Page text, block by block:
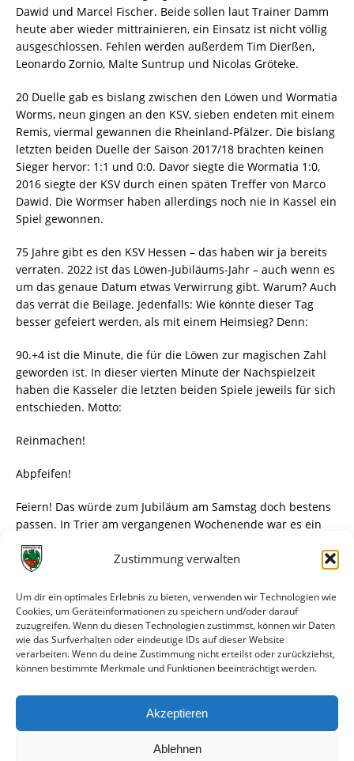
Zustimmung verwalten
Um dir ein optimales Erlebnis zu bieten, verwenden wir Technologien wie
Cookies, um Geräteinformationen zu speichern und/oder darauf
zuzugreifen. Wenn du diesen Technologien zustimmst, können wir Daten
wie das Surfverhalten oder eindeutige IDs auf dieser Website
verarbeiten. Wenn du deine Zustimmung nicht erteilst oder zurückziehst,
können bestimmte Merkmale und Funktionen beeinträchtigt werden.
Akzeptieren
Ablehnen
Dawid und Marcel Fischer. Beide sollen laut Trainer Damm
heute aber wieder mittrainieren, ein Einsatz ist nicht völlig
ausgeschlossen. Fehlen werden außerdem Tim Dierßen,
Leonardo Zornio, Malte Suntrup und Nicolas Gröteke.
20 Duelle gab es bislang zwischen den Löwen und Wormatia
Worms, neun gingen an den KSV, sieben endeten mit einem
Remis, viermal gewannen die Rheinland-Pfälzer. Die bislang
letzten beiden Duelle der Saison 2017/18 brachten keinen
Sieger hervor: 1:1 und 0:0. Davor siegte die Wormatia 1:0,
2016 siegte der KSV durch einen späten Treffer von Marco
Dawid. Die Wormser haben allerdings noch nie in Kassel ein
Spiel gewonnen.
75 Jahre gibt es den KSV Hessen – das haben wir ja bereits
verraten. 2022 ist das Löwen-Jubiläums-Jahr – auch wenn es
um das genaue Datum etwas Verwirrung gibt. Warum? Auch
das verrät die Beilage. Jedenfalls: Wie könnte dieser Tag
besser gefeiert werden, als mit einem Heimsieg? Denn:
90.+4 ist die Minute, die für die Löwen zur magischen Zahl
geworden ist. In dieser vierten Minute der Nachspielzeit
haben die Kasseler die letzten beiden Spiele jeweils für sich
entschieden. Motto:
Reinmachen!
Abpfeifen!
Feiern! Das würde zum Jubiläum am Samstag doch bestens
passen. In Trier am vergangenen Wochenende war es ein
Eigentor eines Trierers, das den Löwen zu drei Punkten
verhalf, eine Woche zuvor knallte Hendrik Starostzik den Ball
mit der letzten Aktion ins Netz. Aber wer letztlich für den
Treffer ins Glück verantwortlich ist, das ist am Ende ja auch
gar nicht so wichtig.
1758 lautet der Zuschauerschnitt nach bislang acht Partien
im Auestadion. Der KSV Hessen liegt damit auf Platz fünf
hinter Offenbach, Trier, der SG Barockstadt und Ulm.
Morgen wäre trotz des schlechten Wetters ein passender
Tag, um diesen Schnitt ein wenig nach oben zu treiben. Es
ist ja auch ein Geburtstag.